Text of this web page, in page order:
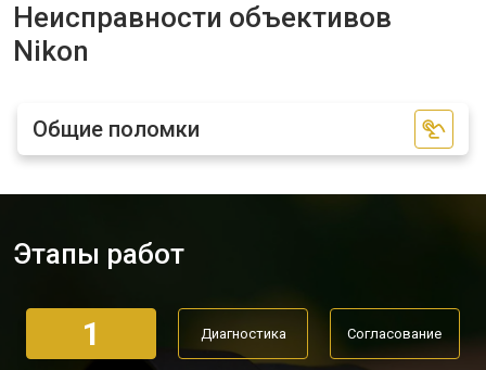
Неисправности объективов
Nikon
Общие поломки
Этапы работ
1 Диагностика Согласование